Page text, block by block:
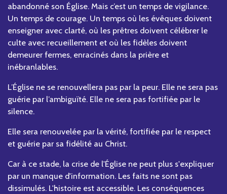
abandonné son Église. Mais c’est un temps de vigilance.
Un temps de courage. Un temps où les évêques doivent
enseigner avec clarté, où les prêtres doivent célébrer le
culte avec recueillement et où les fidèles doivent
demeurer fermes, enracinés dans la prière et
inébranlables.
L’Église ne se renouvellera pas par la peur. Elle ne sera pas
guérie par l’ambiguïté. Elle ne sera pas fortifiée par le
silence.
Elle sera renouvelée par la vérité, fortifiée par le respect
et guérie par sa fidélité au Christ.
Car à ce stade, la crise de l'Église ne peut plus s'expliquer
par un manque d'information. Les faits ne sont pas
dissimulés. L'histoire est accessible. Les conséquences